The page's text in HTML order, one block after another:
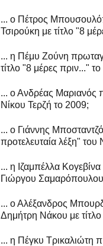
... ο Πέτρος
Τσιρούκη με τίτλο "8
... η Πέμυ Ζούνη
τίτλο "8 μέρες πριν..."
... ο Ανδρέας Μαριανός
Νίκου Τερζή το 2009;
... ο Γιάννης
προτελευταία λέξη" του
... η Ιζαμπέλλα
Γιώργου
... ο Αλέξανδρος
Δημήτρη Νάκου με
... η Πέγκυ Τρικαλιώτη